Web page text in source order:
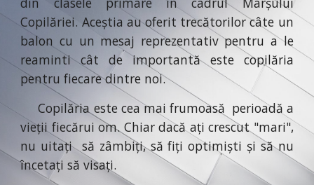
Copilăriei. Aceștia au oferit trecătorilor câte un
balon cu un mesaj reprezentativ pentru a le
reaminti cât de importantă este copilăria
pentru fiecare dintre noi.
Copilăria este cea mai frumoasă perioadă a
vieții fiecărui om. Chiar dacă ați crescut "mari",
nu uitați să zâmbiți, să fiți optimiști și să nu
încetați să visați.